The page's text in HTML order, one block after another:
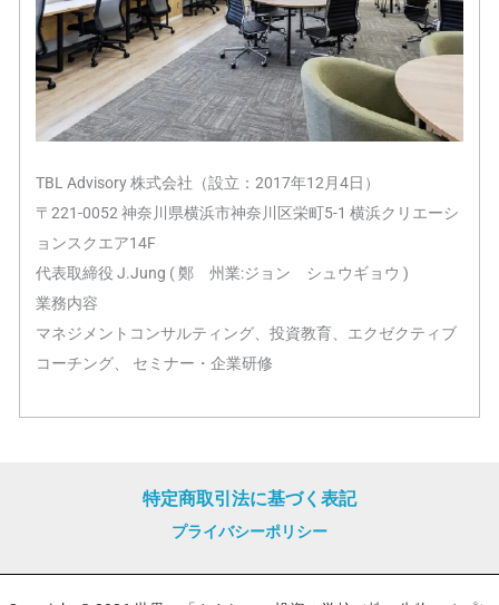
TBL Advisory 株式会社（設立：2017年12月4日）
〒221-0052 神奈川県横浜市神奈川区栄町5-1 横浜クリエーシ
ョンスクエア14F
代表取締役 J.Jung ( 鄭 州業:ジョン シュウギョウ )
業務内容
マネジメントコンサルティング、投資教育、エクゼクティブ
コーチング、 セミナー・企業研修
特定商取引法に基づく表記
プライバシーポリシー